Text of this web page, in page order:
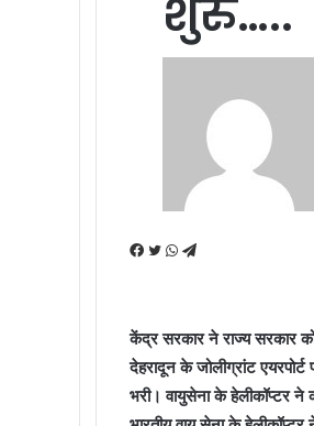
शुरु…..
Facebook
Twitter
WhatsApp
Telegram
केंद्र सरकार ने राज्य सरकार
देहरादून के जोलीग्रांट
भरी। वायुसेना के हेलीकॉप्‍टर